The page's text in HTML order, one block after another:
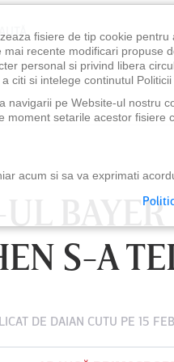
BAYER
S-A
DE DAIAN CUTU PE 15
LUNI 10 AUG, 21:30
fisiere de tip cookie
mai recente modificari propuse
personal si privind libera
citi si intelege continutul Politicii
navigarii pe Website-ul nostru
moment setarile acestor fisiere
acum si sa va exprimati